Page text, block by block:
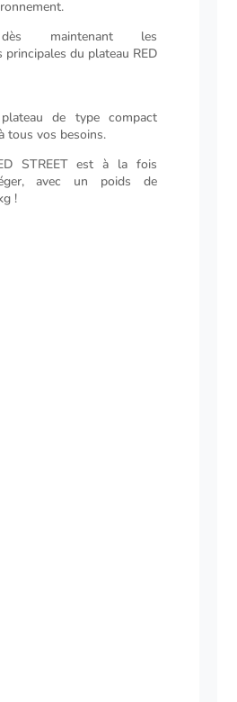
dès maintenant les
principales du plateau RED
de type compact
tous vos besoins.
STREET est à la fois
avec un poids de
!